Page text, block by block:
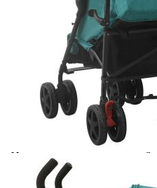
В
Време за
Безплатна доставка до
Материал:
EAN code:
Общи размери: